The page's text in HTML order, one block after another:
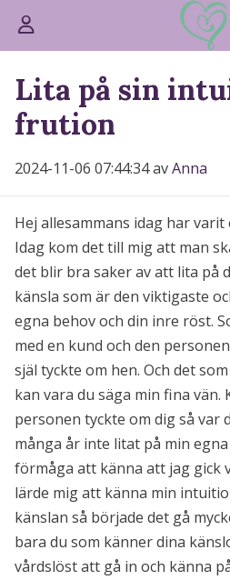
Lita på sin
frution
2024-11-06 07:44:34 avAnna
Hej allesammans idag har varit
Idag kom det till mig att man
det blir bra saker av att lita på
känsla som är den viktigaste
egna behov och din inre röst.
med en kund och den
själ tyckte om hen. Och det
kan vara du säga min fina vän.
personen tyckte om dig så var
många år inte litat på min
förmåga att känna att jag gick
lärde mig att känna min
känslan så började det gå
bara du som känner dina
vårdslöst att gå in och känna